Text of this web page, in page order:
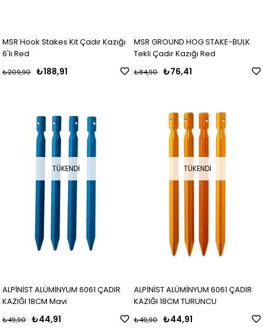
MSR Hook Stakes Kit Çadır Kazığı
6'lı Red
₺188,91
₺209,90
MSR GROUND HOG STAKE-BULK
Tekli Çadır Kazığı Red
₺76,41
₺84,90
TÜKENDI
ALPİNİST ALÜMİNYUM 6061 ÇADIR
KAZIĞI 18CM Mavi
₺44,91
₺49,90
TÜKENDI
ALPİNİST ALÜMİNYUM 6061 ÇADIR
KAZIĞI 18CM TURUNCU
₺44,91
₺49,90